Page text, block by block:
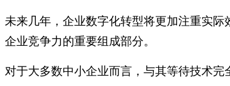
未来几年，企业数字化转型将更加注重实
企业竞争力的重要组成部分。
对于大多数中小企业而言，与其等待技术